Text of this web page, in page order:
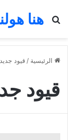
هنا
بحث عن
الرئيسية / قيود
قيود